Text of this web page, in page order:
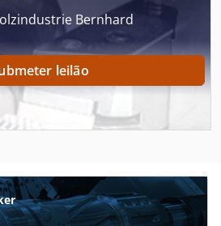
Bernhard
leilão